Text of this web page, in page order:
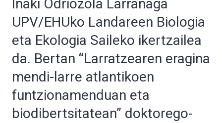
Iñaki Odriozola Larrañaga
UPV/EHUko Landareen Biologia
eta Ekologia Saileko ikertzailea
da. Bertan “Larratzearen eragina
mendi-larre atlantikoen
funtzionamenduan eta
biodibertsitatean” doktorego-